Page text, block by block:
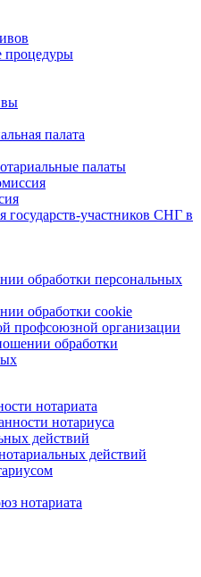
процедуры
палата
палаты
государств-участников СНГ в
обработки персональных
обработки cookie
профсоюзной организации
обработки
нотариата
нотариуса
действий
действий
нотариата